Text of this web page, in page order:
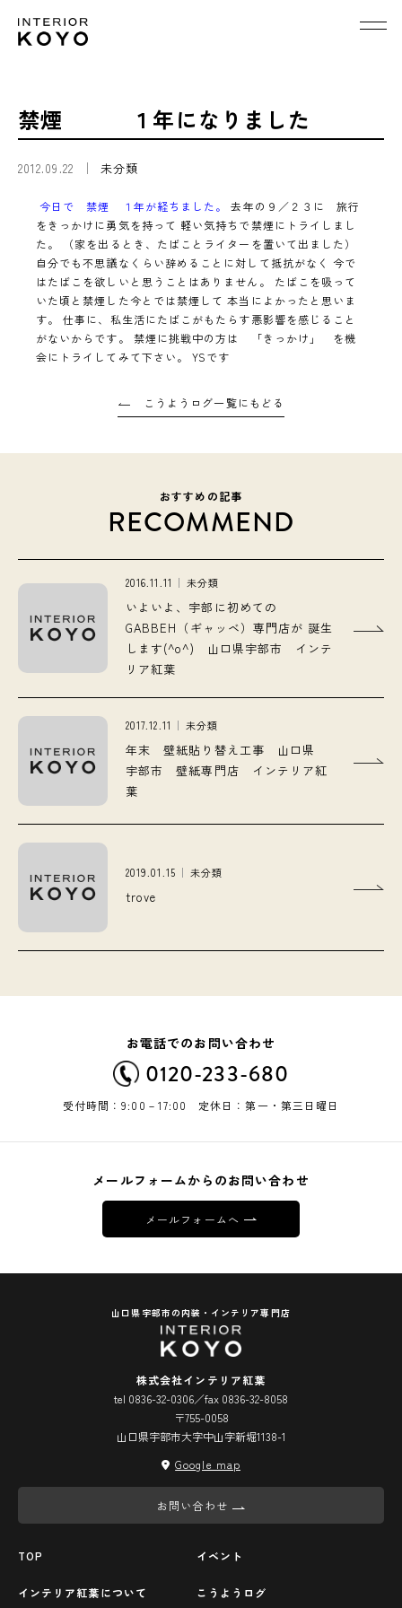
禁煙 １年になりました
2012.09.22 未分類
今日で 禁煙 １年が経ちました。去年の９／２３に 旅行
をきっかけに勇気を持って 軽い気持ちで禁煙にトライしまし
た。 （家を出るとき、たばことライターを置いて出ました）
自分でも不思議なくらい辞めることに対して抵抗がなく 今で
はたばこを欲しいと思うことはありません。 たばこを吸って
いた頃と禁煙した今とでは禁煙して 本当によかったと思いま
す。 仕事に、私生活にたばこがもたらす悪影響を感じること
がないからです。 禁煙に挑戦中の方は 「きっかけ」 を機
会にトライしてみて下さい。 YSです
こうようログ一覧にもどる
おすすめの記事
RECOMMEND
2016.11.11 未分類
いよいよ、宇部に初めての
GABBEH（ギャッベ）専門店が 誕生
します(^o^) 山口県宇部市 インテ
リア紅葉
2017.12.11 未分類
年末 壁紙貼り替え工事 山口県
宇部市 壁紙専門店 インテリア紅
葉
2019.01.15 未分類
trove
お電話でのお問い合わせ
0120-233-680
受付時間：9:00－17:00 定休日：第一・第三日曜日
メールフォームからのお問い合わせ
メールフォームへ
山口県宇部市の内装・インテリア専門店
株式会社インテリア紅葉
tel 0836-32-0306／fax 0836-32-8058
〒755-0058
山口県宇部市大字中山字新堀1138-1
Google map
お問い合わせ
TOP
インテリア紅葉について
イベント
こうようログ